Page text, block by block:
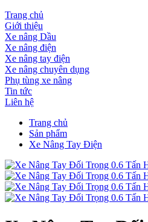
Trang chủ
Giới thiệu
Xe nâng Dầu
Xe nâng điện
Xe nâng tay điện
Xe nâng chuyên dụng
Phụ tùng xe nâng
Tin tức
Liên hệ
Trang chủ
Sản phẩm
Xe Nâng Tay Điện